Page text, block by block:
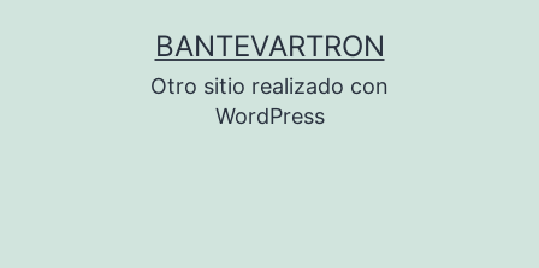
BANTEVARTRON
Otro sitio realizado con
WordPress